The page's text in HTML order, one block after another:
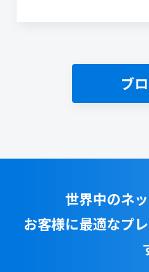
ブ
世界中のネ
お客様に最適なプ